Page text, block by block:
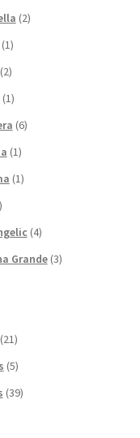
(2)
(1)
(2)
(1)
(6)
(1)
(1)
(4)
Grande (3)
(21)
(5)
(39)